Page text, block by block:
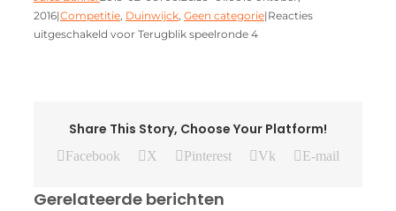
2016|Competitie, Duinwijck, Geen categorie|Reacties
uitgeschakeld voor Terugblik speelronde 4
Share This Story, Choose Your Platform!
Facebook X Pinterest Vk E-mail
Gerelateerde berichten